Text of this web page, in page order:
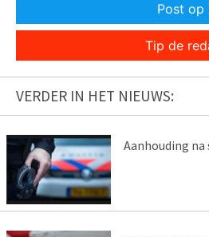
Post op
Tip de
VERDER IN HET NIEUWS:
Aanhouding